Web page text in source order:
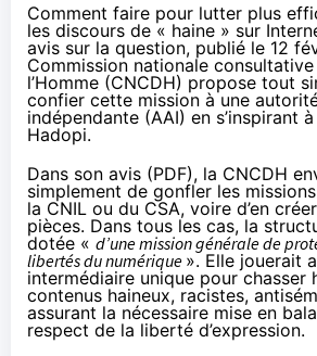
Comment faire pour lutter plus
les discours de « haine » sur
avis sur la question, publié le 12
Commission nationale
l’Homme (CNCDH) propose tout
confier cette mission à une
indépendante (AAI) en s’inspirant
Hadopi.
Dans son avis (PDF), la CNCDH
simplement de gonfler les
la CNIL ou du CSA, voire d’en
pièces. Dans tous les cas, la
dotée « d’une mission générale de
libertés du numérique ». Elle jouerait
intermédiaire unique pour chasser
contenus haineux, racistes,
assurant la nécessaire mise en
respect de la liberté d’expression.